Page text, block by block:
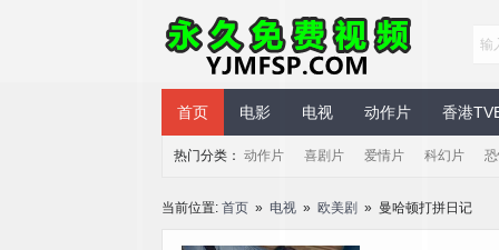
永久免费视频
首页 电影 电视 动作片 香港
热门分类： 动作片 喜剧片 爱情片 科幻片
当前位置: 首页 » 电视 » 欧美剧 » 曼哈顿打拼日记